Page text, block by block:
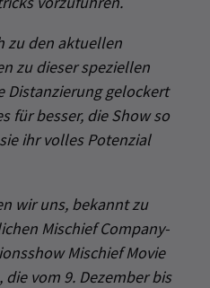
zu den aktuellen
zu dieser speziellen
Distanzierung gelockert
für besser, die Show so
ihr volles Potenzial
wir uns, bekannt zu
Mischief Company-
Mischief Movie
vom 9. Dezember bis